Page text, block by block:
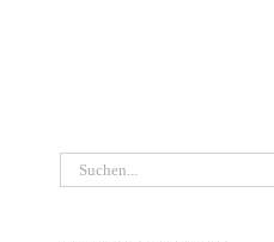
Suche
nach: